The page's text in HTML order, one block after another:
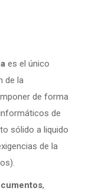
es el único
de la
de forma
de
sólido a liquido
de la
,